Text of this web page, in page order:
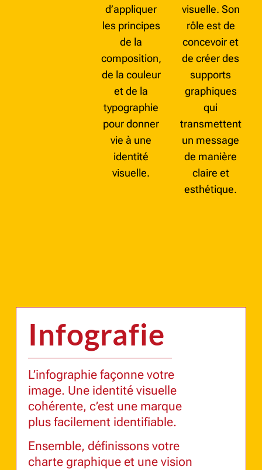
d’appliquer
les principes
de la
composition,
de la couleur
et de la
typographie
pour donner
vie à une
identité
visuelle.
visuelle. Son
rôle est de
concevoir et
de créer des
supports
graphiques
qui
transmettent
un message
de manière
claire et
esthétique.
Infografie
L’infographie façonne votre
image. Une identité visuelle
cohérente, c’est une marque
plus facilement identifiable.
Ensemble, définissons votre
charte graphique et une vision